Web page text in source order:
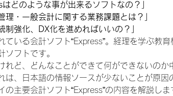
どのような事が出来るソフトなの？」
・一般会計に関する業務課題とは？」
強化、DX化を進めればいいの？」
ている会計ソフト“Express”。経理を学ぶ教
ソフトです。
れど、どんなことができて何ができないの
は、日本語の情報ソースが少ないことが原因
主要会計ソフト“Express”の内容を解説しま